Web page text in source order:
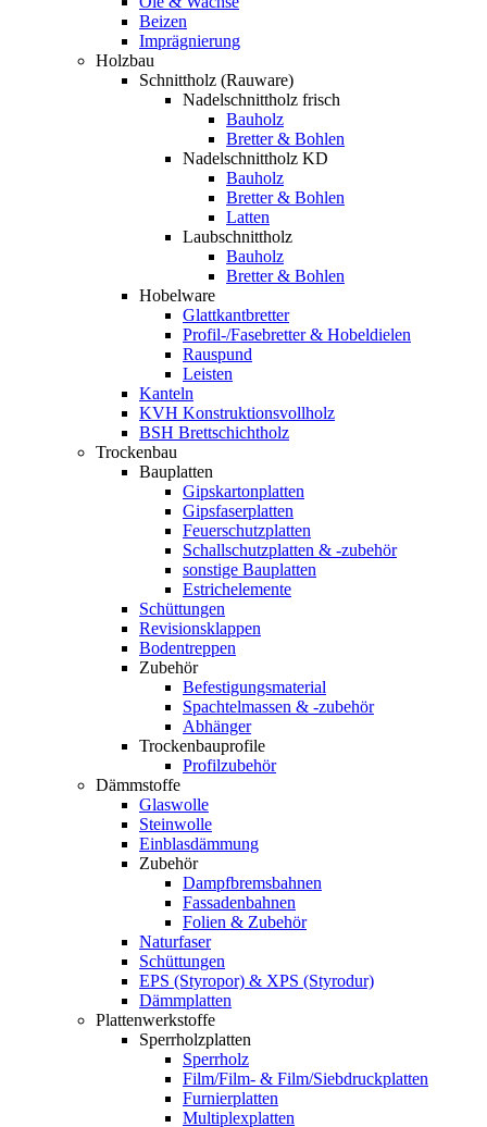
Beizen
Imprägnierung
Holzbau
Schnittholz (Rauware)
Nadelschnittholz frisch
Bauholz
Bretter & Bohlen
Nadelschnittholz KD
Bauholz
Bretter & Bohlen
Latten
Laubschnittholz
Bauholz
Bretter & Bohlen
Hobelware
Glattkantbretter
Profil-/Fasebretter & Hobeldielen
Rauspund
Leisten
Kanteln
KVH Konstruktionsvollholz
BSH Brettschichtholz
Trockenbau
Bauplatten
Gipskartonplatten
Gipsfaserplatten
Feuerschutzplatten
Schallschutzplatten & -zubehör
sonstige Bauplatten
Estrichelemente
Schüttungen
Revisionsklappen
Bodentreppen
Zubehör
Befestigungsmaterial
Spachtelmassen & -zubehör
Abhänger
Trockenbauprofile
Profilzubehör
Dämmstoffe
Glaswolle
Steinwolle
Einblasdämmung
Zubehör
Dampfbremsbahnen
Fassadenbahnen
Folien & Zubehör
Naturfaser
Schüttungen
EPS (Styropor) & XPS (Styrodur)
Dämmplatten
Plattenwerkstoffe
Sperrholzplatten
Sperrholz
Film/Film- & Film/Siebdruckplatten
Furnierplatten
Multiplexplatten